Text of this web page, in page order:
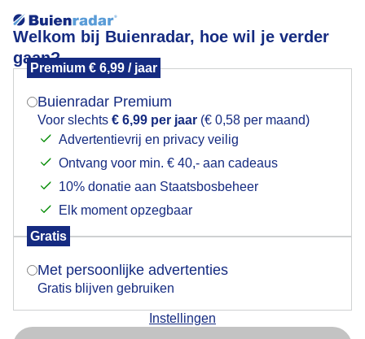
Welkom bij Buienradar, hoe wil je verder
gaan?
Premium € 6,99 / jaar
Buienradar Premium
Voor slechts € 6,99 per jaar (€ 0,58 per maand)
Advertentievrij en privacy veilig
Ontvang voor min. € 40,- aan cadeaus
10% donatie aan Staatsbosbeheer
Elk moment opzegbaar
Gratis
Met persoonlijke advertenties
Gratis blijven gebruiken
Instellingen
waterstand
Populaire categorieën
Lente
Zomer
Mogen we je locatie gebruiken voor het
Indien je hier nog geen akkoord op hebt gegeven,
verschijnt er zo een pop-up uit je browser waarin
Is goed, toon de popup
Nu niet, misschien later